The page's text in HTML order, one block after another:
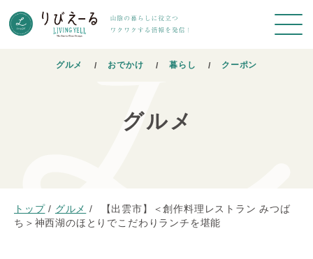
グルメ おでかけ 暮らし クーポン
グルメ
トップ / グルメ /
【出雲市】＜創作料理レストラン みつば
ち＞神西湖のほとりでこだわりランチを堪能